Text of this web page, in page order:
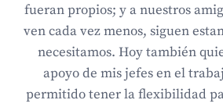
fueran propios; y a nuestros
ven cada vez menos, siguen
necesitamos. Hoy también
apoyo de mis jefes en el
permitido tener la flexibilidad